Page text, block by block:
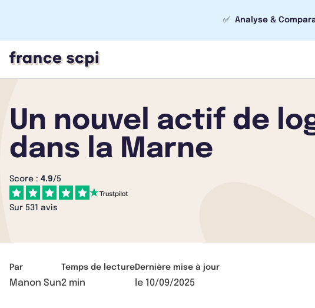
✅ Analyse &
Un nouvel actif de
dans la Marne
Score : 4.9/5
Sur 531 avis
Par
Manon Sun
Temps de lecture
2 min
Dernière mise à jour
le 10/09/2025